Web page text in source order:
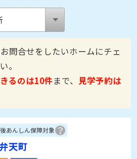
問合せをしたいホームにチェ
。
るのは10件まで、 見学予約は
あんしん保障対象
天町